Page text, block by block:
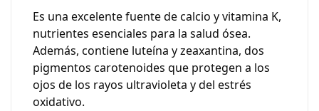
Es una excelente fuente de calcio y vitamina K,
nutrientes esenciales para la salud ósea.
Además, contiene luteína y zeaxantina, dos
pigmentos carotenoides que protegen a los
ojos de los rayos ultravioleta y del estrés
oxidativo.